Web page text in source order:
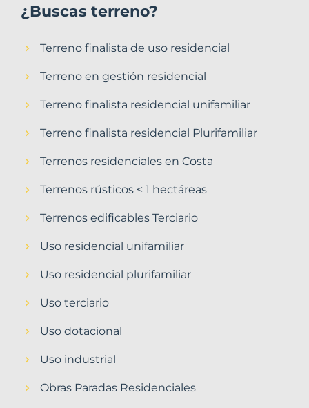
¿Buscas terreno?
Terreno finalista de uso residencial
Terreno en gestión residencial
Terreno finalista residencial unifamiliar
Terreno finalista residencial Plurifamiliar
Terrenos residenciales en Costa
Terrenos rústicos < 1 hectáreas
Terrenos edificables Terciario
Uso residencial unifamiliar
Uso residencial plurifamiliar
Uso terciario
Uso dotacional
Uso industrial
Obras Paradas Residenciales